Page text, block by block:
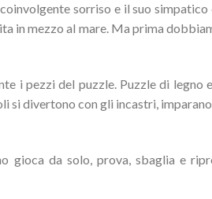
sorriso e il suo simpatico
in mezzo al mare. Ma prima
i pezzi del puzzle. Puzzle di legno
si divertono con gli incastri,
gioca da solo, prova, sbaglia e